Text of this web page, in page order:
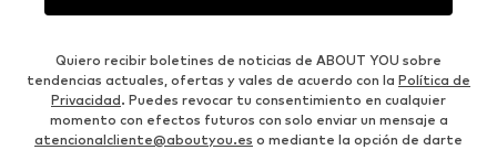
Quiero recibir boletines de noticias de ABOUT YOU sobre
tendencias actuales, ofertas y vales de acuerdo con la Política de
Privacidad. Puedes revocar tu consentimiento en cualquier
momento con efectos futuros con solo enviar un mensaje a
atencionalcliente@aboutyou.es o mediante la opción de darte